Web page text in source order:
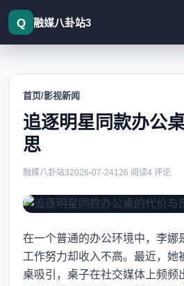
融媒八卦站3
首页/影视新闻
追逐明星同款办公
思
融媒八卦站32026-07-24126 阅读4 评论
在一个普通的办公环境中，李娜
工作努力却收入不高。最近，她
桌吸引，桌子在社交媒体上频频